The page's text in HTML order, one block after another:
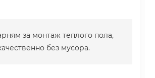
за монтаж теплого пола,
без мусора.